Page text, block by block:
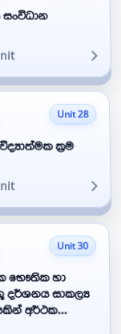
Unit 28
ක්‍රම
Unit 30
භෞතික හා
දර්ශනය සාකල්‍ය
අර්ථක...